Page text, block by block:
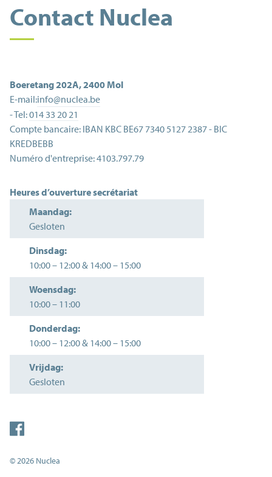
Contact Nuclea
Boeretang 202A,2400Mol
E-mail:info@nuclea.be
- Tel:014 33 20 21
Compte bancaire: IBAN KBC BE67 7340 5127 2387 - BIC
KREDBEBB
Numéro d'entreprise:4103.797.79
Heures d’ouverture secrétariat
Maandag:
Gesloten
Dinsdag:
10:00– 12:00& 14:00– 15:00
Woensdag:
10:00– 11:00
Donderdag:
10:00– 12:00& 14:00– 15:00
Vrijdag:
Gesloten
© 2026 Nuclea